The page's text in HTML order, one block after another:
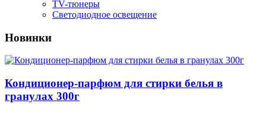
TV-тюнеры
Светодиодное освещение
Новинки
Кондиционер-парфюм для стирки белья в
гранулах 300г